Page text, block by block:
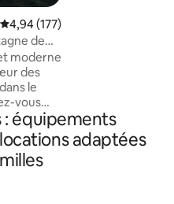
Évaluation moyenne sur la
4,94 (177)
de
moderne
des
le
vous
et
sur les
depuis
savon à linge et
tous gratuits.
aimerez notre
: équipements
adaptées